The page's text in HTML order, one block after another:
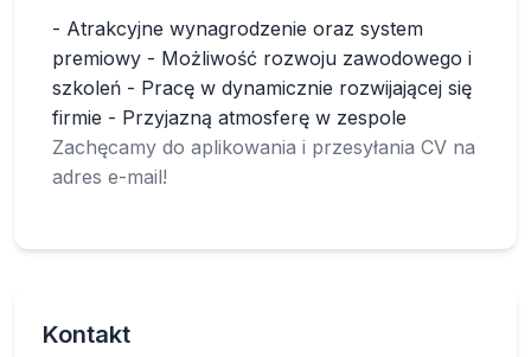
- Atrakcyjne wynagrodzenie oraz system
premiowy - Możliwość rozwoju zawodowego i
szkoleń - Pracę w dynamicznie rozwijającej się
firmie - Przyjazną atmosferę w zespole
Zachęcamy do aplikowania i przesyłania CV na
adres e-mail!
Kontakt